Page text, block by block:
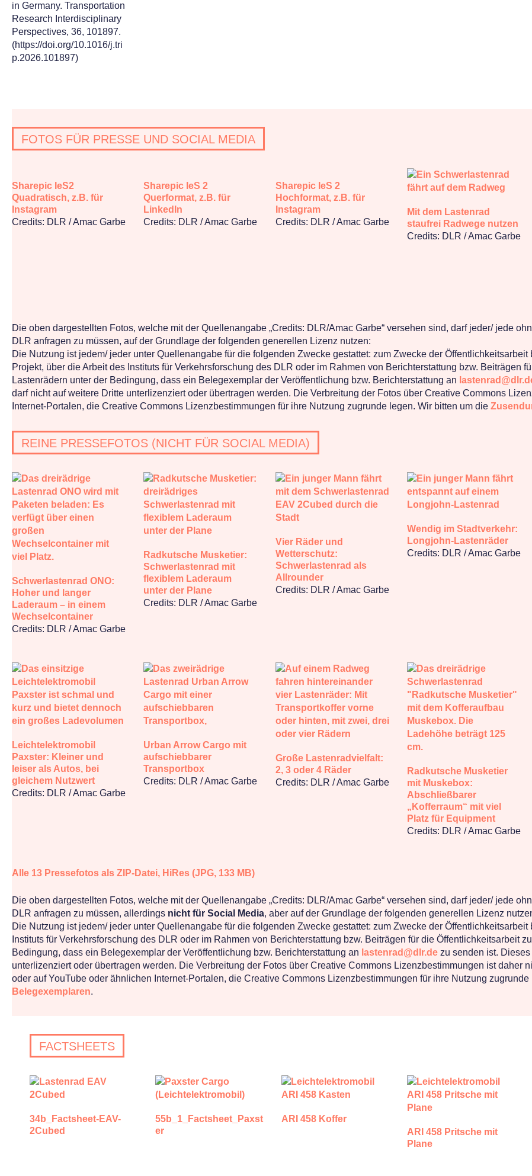
in Germany. Transportation
Research Interdisciplinary
Perspectives, 36, 101897.
(https://doi.org/10.1016/j.tri
p.2026.101897)
FOTOS FÜR PRESSE UND SOCIAL MEDIA
Sharepic IeS2
Quadratisch, z.B. für
Instagram
Credits: DLR / Amac Garbe
Sharepic IeS 2
Querformat, z.B. für
LinkedIn
Credits: DLR / Amac Garbe
Sharepic IeS 2
Hochformat, z.B. für
Instagram
Credits: DLR / Amac Garbe
Mit dem Lastenrad
staufrei Radwege nutzen
Credits: DLR / Amac Garbe
Die oben dargestellten Fotos, welche mit der Quellenangabe „Credits: DLR/Amac Garbe“ versehen sind, darf jeder/ jede
DLR anfragen zu müssen, auf der Grundlage der folgenden generellen Lizenz nutzen:
Die Nutzung ist jedem/ jeder unter Quellenangabe für die folgenden Zwecke gestattet: zum Zwecke der
Projekt, über die Arbeit des Instituts für Verkehrsforschung des DLR oder im Rahmen von Berichterstattung bzw. Beiträgen
Lastenrädern unter der Bedingung, dass ein Belegexemplar der Veröffentlichung bzw. Berichterstattung an
darf nicht auf weitere Dritte unterlizenziert oder übertragen werden. Die Verbreitung der Fotos über Creative Commons
Internet-Portalen, die Creative Commons Lizenzbestimmungen für ihre Nutzung zugrunde legen. Wir bitten um die
REINE PRESSEFOTOS (NICHT FÜR SOCIAL MEDIA)
Schwerlastenrad ONO:
Hoher und langer
Laderaum – in einem
Wechselcontainer
Credits: DLR / Amac Garbe
Radkutsche Musketier:
Schwerlastenrad mit
flexiblem Laderaum
unter der Plane
Credits: DLR / Amac Garbe
Vier Räder und
Wetterschutz:
Schwerlastenrad als
Allrounder
Credits: DLR / Amac Garbe
Wendig im Stadtverkehr:
Longjohn-Lastenräder
Credits: DLR / Amac Garbe
Leichtelektromobil
Paxster: Kleiner und
leiser als Autos, bei
gleichem Nutzwert
Credits: DLR / Amac Garbe
Urban Arrow Cargo mit
aufschiebbarer
Transportbox
Credits: DLR / Amac Garbe
Große Lastenradvielfalt:
2, 3 oder 4 Räder
Credits: DLR / Amac Garbe
Radkutsche Musketier
mit Muskebox:
Abschließbarer
„Kofferraum“ mit viel
Platz für Equipment
Credits: DLR / Amac Garbe
Alle 13 Pressefotos als ZIP-Datei, HiRes (JPG, 133 MB)
Die oben dargestellten Fotos, welche mit der Quellenangabe „Credits: DLR/Amac Garbe“ versehen sind, darf jeder/ jede
DLR anfragen zu müssen, allerdings nicht für Social Media, aber auf der Grundlage der folgenden generellen Lizenz
Die Nutzung ist jedem/ jeder unter Quellenangabe für die folgenden Zwecke gestattet: zum Zwecke der
Instituts für Verkehrsforschung des DLR oder im Rahmen von Berichterstattung bzw. Beiträgen für die Öffentlichkeitsarbeit
Bedingung, dass ein Belegexemplar der Veröffentlichung bzw. Berichterstattung an lastenrad@dlr.de zu senden ist.
unterlizenziert oder übertragen werden. Die Verbreitung der Fotos über Creative Commons Lizenzbestimmungen ist daher
oder auf YouTube oder ähnlichen Internet-Portalen, die Creative Commons Lizenzbestimmungen für ihre Nutzung
Belegexemplaren.
FACTSHEETS
34b_Factsheet-EAV-
2Cubed
55b_1_Factsheet_Paxst
er
ARI 458 Koffer
ARI 458 Pritsche mit
Plane